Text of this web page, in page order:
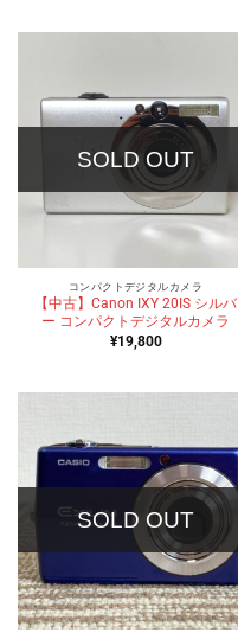
SOLD OUT
コンパクトデジタルカメラ
【中古】Canon IXY 20IS シルバ
ー コンパクトデジタルカメラ
¥19,800
SOLD OUT